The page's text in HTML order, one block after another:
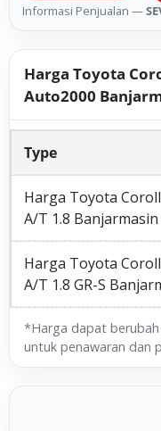
Informasi Penjualan —
Harga Toyota
Auto2000
Type
Harga Toyota
A/T 1.8 Banjarmasin
Harga Toyota
A/T 1.8 GR-S
*Harga dapat
untuk penawaran dan